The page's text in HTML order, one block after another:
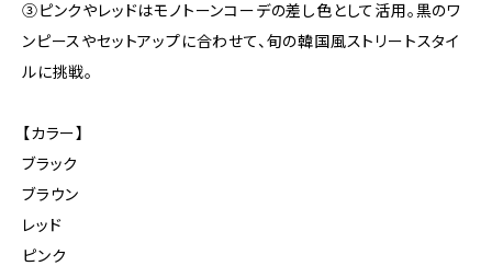
③ピンクやレッドはモノトーンコーデの差し色として活用。黒のワ
ンピースやセットアップに合わせて、旬の韓国風ストリートスタイ
ルに挑戦。
【カラー】
ブラック
ブラウン
レッド
ピンク